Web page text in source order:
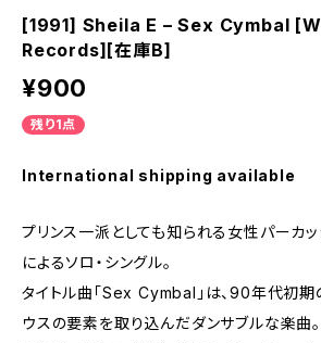
[1991] Sheila E – Sex Cymbal
Records][在庫B]
¥900
残り1点
International shipping available
プリンス一派としても知られる女性パーカ
によるソロ・シングル。
タイトル曲「Sex Cymbal」は、90年代初期
ウスの要素を取り込んだダンサブルな楽曲。